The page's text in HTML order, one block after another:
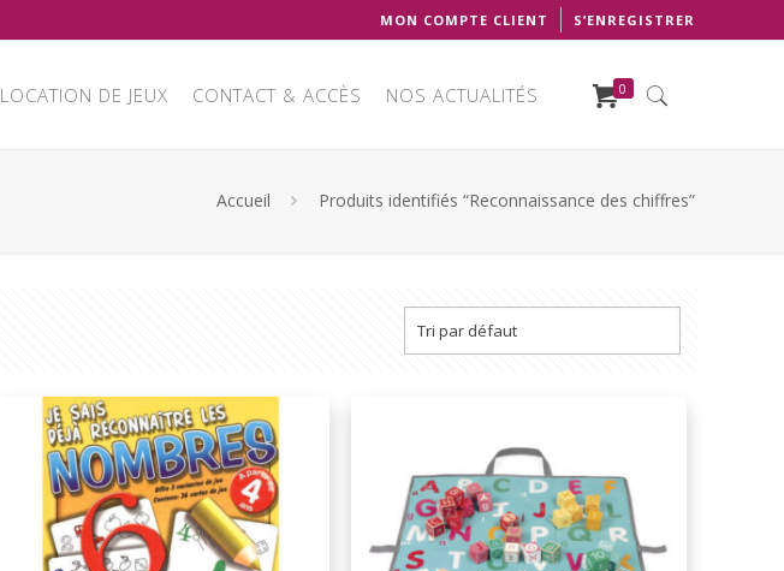
MON COMPTE CLIENT S’ENREGISTRER
LOCATION DE JEUX CONTACT & ACCÈS NOS ACTUALITÉS 0
Accueil Produits identifiés “Reconnaissance des chiffres”